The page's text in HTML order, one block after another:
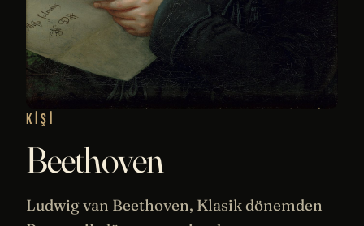
KIŞI
Beethoven
Ludwig van Beethoven, Klasik dönemden